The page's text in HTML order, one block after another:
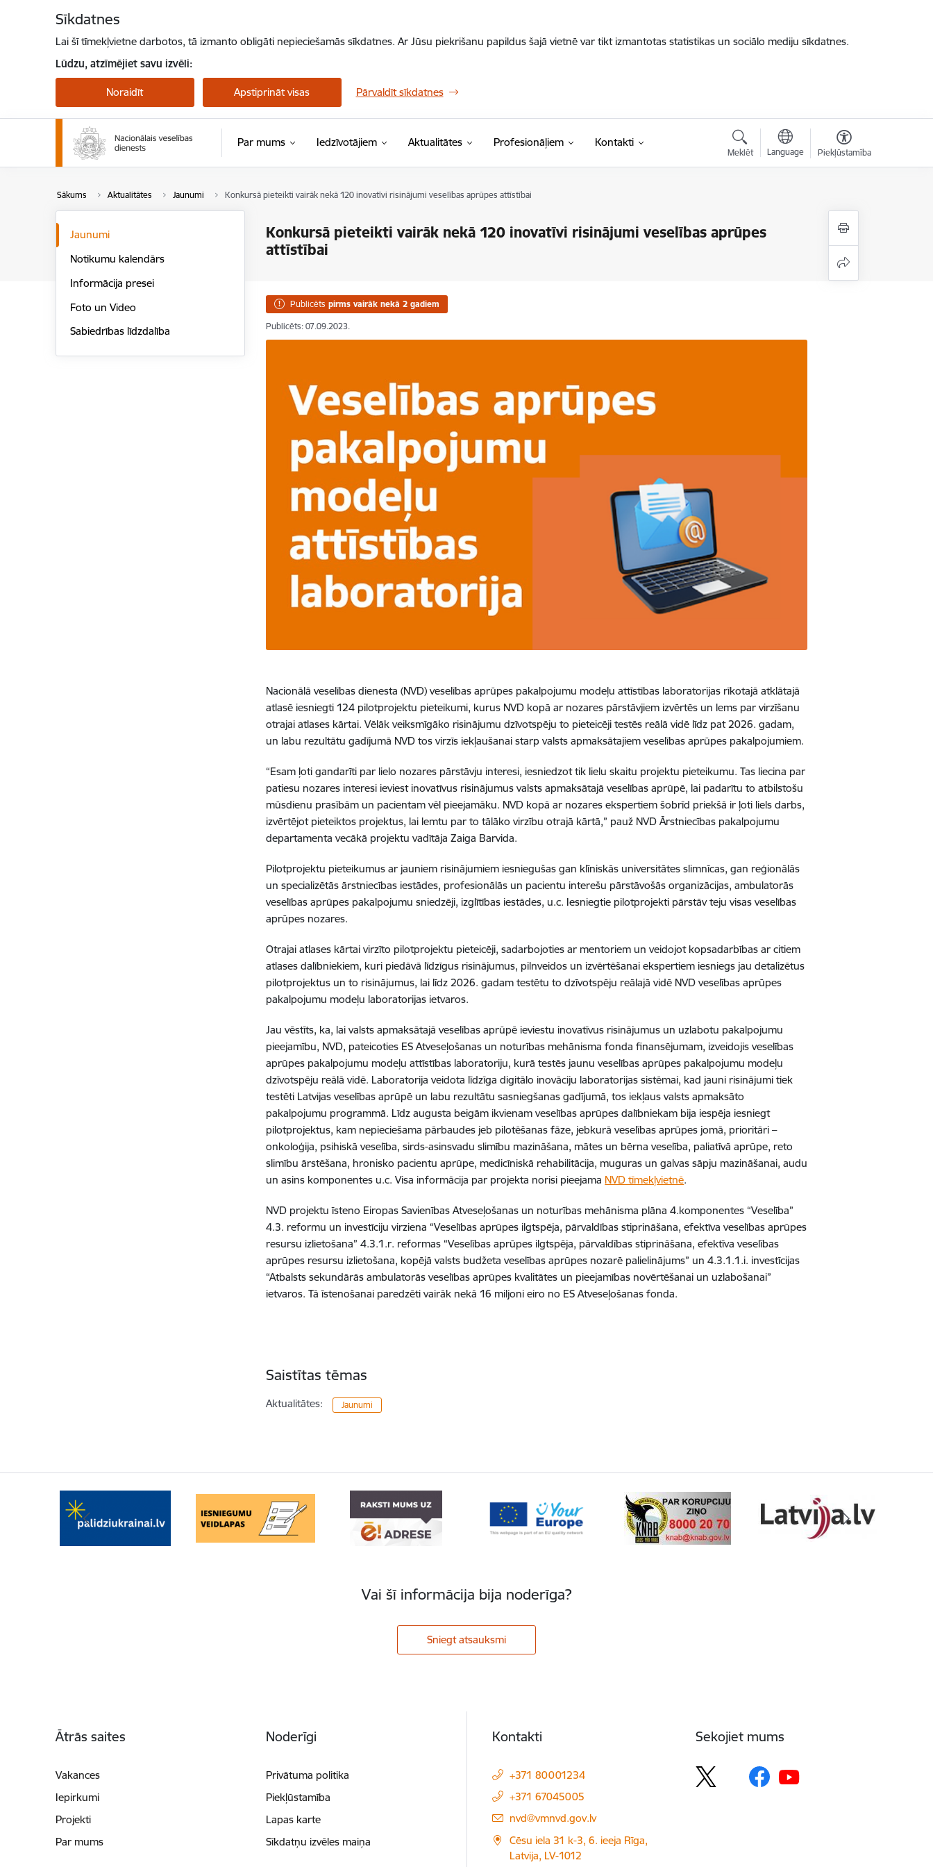
Sīkdatnes
Lai šī tīmekļvietne darbotos, tā izmanto obligāti nepieciešamās sīkdatnes. Ar Jūsu piekrišanu papildus šajā vietnē var tikt izmantotas statistikas un sociālo mediju sīkdatnes.
Lūdzu, atzīmējiet savu izvēli:
Noraidīt Apstiprināt visas Pārvaldīt sīkdatnes
Par mums Iedzīvotājiem Aktualitātes Profesionāļiem Kontakti
Meklēt Language Piekļūstamība
Sākums Aktualitātes Jaunumi Konkursā pieteikti vairāk nekā 120 inovatīvi risinājumi veselības aprūpes attīstībai
Konkursā pieteikti vairāk nekā 120 inovatīvi risinājumi veselības aprūpes
attīstībai
Jaunumi
Notikumu kalendārs
Informācija presei
Foto un Video
Sabiedrības līdzdalība
Publicēts pirms vairāk nekā 2 gadiem
Publicēts: 07.09.2023.
Nacionālā veselības dienesta (NVD) veselības aprūpes pakalpojumu modeļu attīstības laboratorijas rīkotajā atklātajā
atlasē iesniegti 124 pilotprojektu pieteikumi, kurus NVD kopā ar nozares pārstāvjiem izvērtēs un lems par virzīšanu
otrajai atlases kārtai. Vēlāk veiksmīgāko risinājumu dzīvotspēju to pieteicēji testēs reālā vidē līdz pat 2026. gadam,
un labu rezultātu gadījumā NVD tos virzīs iekļaušanai starp valsts apmaksātajiem veselības aprūpes pakalpojumiem.
“Esam ļoti gandarīti par lielo nozares pārstāvju interesi, iesniedzot tik lielu skaitu projektu pieteikumu. Tas liecina par
patiesu nozares interesi ieviest inovatīvus risinājumus valsts apmaksātajā veselības aprūpē, lai padarītu to atbilstošu
mūsdienu prasībām un pacientam vēl pieejamāku. NVD kopā ar nozares ekspertiem šobrīd priekšā ir ļoti liels darbs,
izvērtējot pieteiktos projektus, lai lemtu par to tālāko virzību otrajā kārtā,” pauž NVD Ārstniecības pakalpojumu
departamenta vecākā projektu vadītāja Zaiga Barvida.
Pilotprojektu pieteikumus ar jauniem risinājumiem iesniegušas gan klīniskās universitātes slimnīcas, gan reģionālās
un specializētās ārstniecības iestādes, profesionālās un pacientu interešu pārstāvošās organizācijas, ambulatorās
veselības aprūpes pakalpojumu sniedzēji, izglītības iestādes, u.c. Iesniegtie pilotprojekti pārstāv teju visas veselības
aprūpes nozares.
Otrajai atlases kārtai virzīto pilotprojektu pieteicēji, sadarbojoties ar mentoriem un veidojot kopsadarbības ar citiem
atlases dalībniekiem, kuri piedāvā līdzīgus risinājumus, pilnveidos un izvērtēšanai ekspertiem iesniegs jau detalizētus
pilotprojektus un to risinājumus, lai līdz 2026. gadam testētu to dzīvotspēju reālajā vidē NVD veselības aprūpes
pakalpojumu modeļu laboratorijas ietvaros.
Jau vēstīts, ka, lai valsts apmaksātajā veselības aprūpē ieviestu inovatīvus risinājumus un uzlabotu pakalpojumu
pieejamību, NVD, pateicoties ES Atveseļošanas un noturības mehānisma fonda finansējumam, izveidojis veselības
aprūpes pakalpojumu modeļu attīstības laboratoriju, kurā testēs jaunu veselības aprūpes pakalpojumu modeļu
dzīvotspēju reālā vidē. Laboratorija veidota līdzīga digitālo inovāciju laboratorijas sistēmai, kad jauni risinājumi tiek
testēti Latvijas veselības aprūpē un labu rezultātu sasniegšanas gadījumā, tos iekļaus valsts apmaksāto
pakalpojumu programmā. Līdz augusta beigām ikvienam veselības aprūpes dalībniekam bija iespēja iesniegt
pilotprojektus, kam nepieciešama pārbaudes jeb pilotēšanas fāze, jebkurā veselības aprūpes jomā, prioritāri –
onkoloģija, psihiskā veselība, sirds-asinsvadu slimību mazināšana, mātes un bērna veselība, paliatīvā aprūpe, reto
slimību ārstēšana, hronisko pacientu aprūpe, medicīniskā rehabilitācija, muguras un galvas sāpju mazināšanai, audu
un asins komponentes u.c. Visa informācija par projekta norisi pieejama NVD tīmekļvietnē.
NVD projektu īsteno Eiropas Savienības Atveseļošanas un noturības mehānisma plāna 4.komponentes “Veselība”
4.3. reformu un investīciju virziena “Veselības aprūpes ilgtspēja, pārvaldības stiprināšana, efektīva veselības aprūpes
resursu izlietošana” 4.3.1.r. reformas “Veselības aprūpes ilgtspēja, pārvaldības stiprināšana, efektīva veselības
aprūpes resursu izlietošana, kopējā valsts budžeta veselības aprūpes nozarē palielinājums” un 4.3.1.1.i. investīcijas
“Atbalsts sekundārās ambulatorās veselības aprūpes kvalitātes un pieejamības novērtēšanai un uzlabošanai”
ietvaros. Tā īstenošanai paredzēti vairāk nekā 16 miljoni eiro no ES Atveseļošanas fonda.
Saistītas tēmas
Aktualitātes: Jaunumi
Vai šī informācija bija noderīga?
Sniegt atsauksmi
Ātrās saites
Vakances
Iepirkumi
Projekti
Par mums
Noderīgi
Privātuma politika
Piekļūstamība
Lapas karte
Sīkdatņu izvēles maiņa
Kontakti
+371 80001234
+371 67045005
E-pasts:
nvd@vmnvd.gov.lv
Cēsu iela 31 k-3, 6. ieeja Rīga,
Latvija, LV-1012
Sekojiet mums